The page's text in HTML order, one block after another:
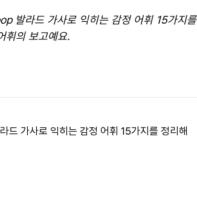
발라드 가사로 익히는 감정 어휘 15가지를
휘의 보고예요.
드 가사로 익히는 감정 어휘 15가지를 정리해